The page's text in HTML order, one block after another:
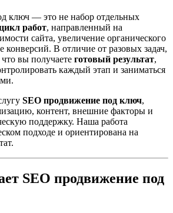
ключ — это не набор отдельных
работ, направленный на
сайта, увеличение органического
В отличие от разовых задач,
вы получаете готовый результат,
каждый этап и заниматься
SEO продвижение под ключ,
контент, внешние факторы и
поддержку. Наша работа
подходе и ориентирована на
SEO продвижение под